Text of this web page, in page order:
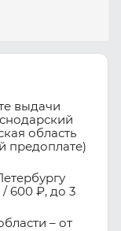
выдачи
область
предоплате)
600 ₽, до 3
– от